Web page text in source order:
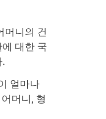
머니의 건
대한 국
얼마나
머니, 형